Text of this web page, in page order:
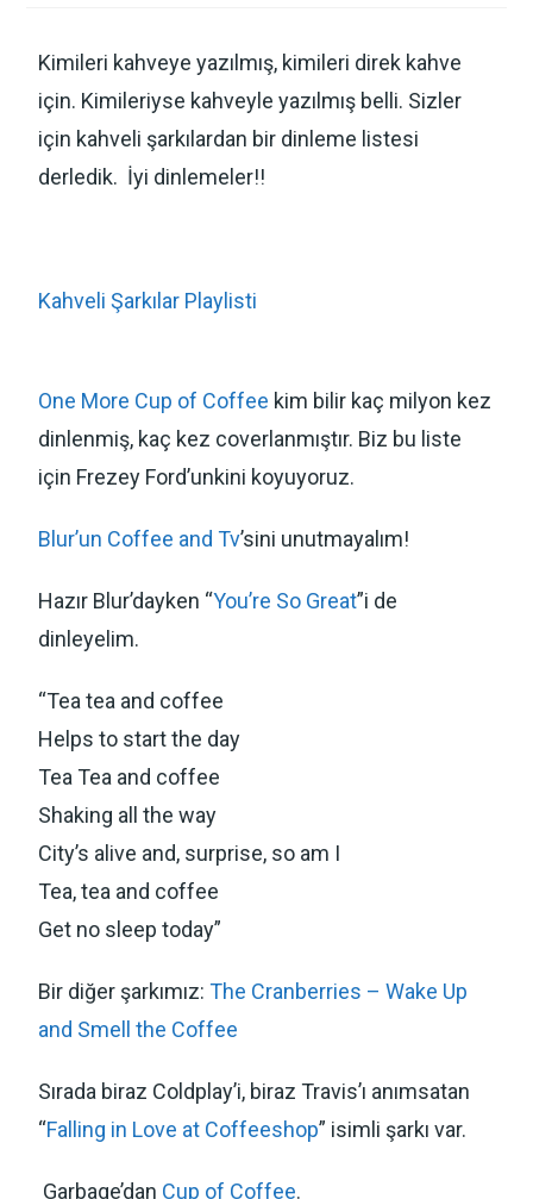
Kimileri kahveye yazılmış, kimileri direk kahve
için. Kimileriyse kahveyle yazılmış belli. Sizler
için kahveli şarkılardan bir dinleme listesi
derledik. İyi dinlemeler!!
Kahveli Şarkılar Playlisti
One More Cup of Coffee kim bilir kaç milyon kez
dinlenmiş, kaç kez coverlanmıştır. Biz bu liste
için Frezey Ford’unkini koyuyoruz.
Blur’un Coffee and Tv’sini unutmayalım!
Hazır Blur’dayken “You’re So Great”i de
dinleyelim.
“Tea tea and coffee
Helps to start the day
Tea Tea and coffee
Shaking all the way
City’s alive and, surprise, so am I
Tea, tea and coffee
Get no sleep today”
Bir diğer şarkımız:The Cranberries – Wake Up
and Smell the Coffee
Sırada biraz Coldplay’i, biraz Travis’ı anımsatan
“Falling in Love at Coffeeshop” isimli şarkı var.
Garbage’dan Cup of Coffee.